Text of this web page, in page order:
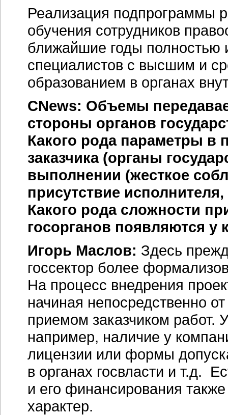
Реализация подпрограммы
обучения сотрудников
ближайшие годы полностью
специалистов с высшим и
образованием в органах
CNews: Объемы
стороны органов
Какого рода параметры в
заказчика (органы
выполнении (жесткое
присутствие
Какого рода сложности
госорганов появляются у
Игорь Маслов: Здесь
госсектор более
На процесс внедрения
начиная непосредственно
приемом заказчиком работ.
например, наличие у
лицензии или формы
в органах госвласти и т.д.
и его финансирования
характер.